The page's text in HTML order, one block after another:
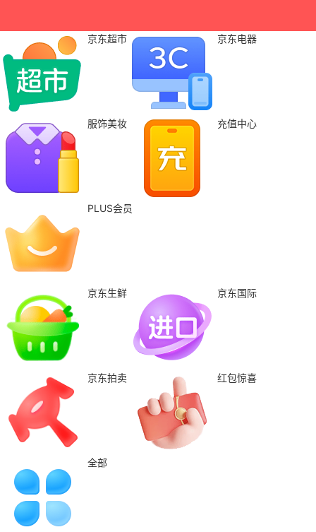
京东超市 京东电器
服饰美妆 充值中心
PLUS会员
京东生鲜 京东国际
京东拍卖 红包惊喜
全部